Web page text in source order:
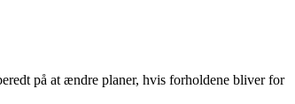
på at ændre planer, hvis forholdene bliver for